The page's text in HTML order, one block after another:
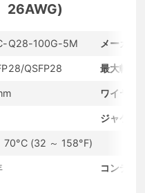
26AWG)
Q28-100G-5M メーカー
QSFP28 最大転送
ワイヤゲ
ジャケッ
70°C (32 ～ 158°F)
コンディ